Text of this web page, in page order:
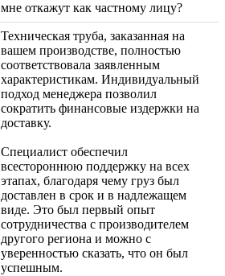
мне откажут как частному лицу?
Техническая труба, заказанная на
вашем производстве, полностью
соответствовала заявленным
характеристикам. Индивидуальный
подход менеджера позволил
сократить финансовые издержки на
доставку.
Специалист обеспечил
всестороннюю поддержку на всех
этапах, благодаря чему груз был
доставлен в срок и в надлежащем
виде. Это был первый опыт
сотрудничества с производителем
другого региона и можно с
уверенностью сказать, что он был
успешным.